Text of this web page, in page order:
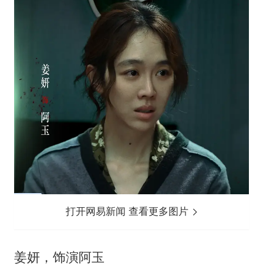
打开网易新闻 查看更多图片
姜妍，饰演阿玉